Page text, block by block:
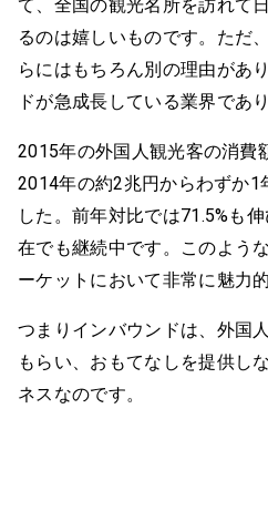
て、全国の観光名所を訪れて
るのは嬉しいものです。ただ
らにはもちろん別の理由があ
ドが急成長している業界であ
2015年の外国人観光客の消費
2014年の約2兆円からわずか1
した。前年対比では71.5%も
在でも継続中です。このよう
ーケットにおいて非常に魅力
つまりインバウンドは、外国
もらい、おもてなしを提供し
ネスなのです。